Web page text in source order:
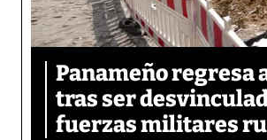
Panameño regresa
tras ser
fuerzas militares